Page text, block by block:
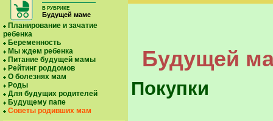
В РУБРИКЕ
Будущей маме
Планирование и зачатие
ребенка
Беременность
Мы ждем ребенка
Питание будущей мамы
Рейтинг роддомов
О болезнях мам
Роды
Для будущих родителей
Будущему папе
Советы родивших мам
Будущей
Покупки